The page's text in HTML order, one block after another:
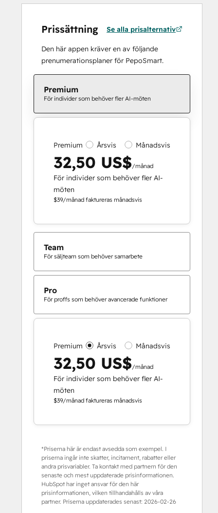
Prissättning Se alla prisalternativ
Den här appen kräver en av följande
prenumerationsplaner för PepoSmart.
Premium
För individer som behöver fler AI-möten
Premium Årsvis Månadsvis
32,50 US$/månad
För individer som behöver fler AI-
möten
$39/månad faktureras månadsvis
Team
För säljteam som behöver samarbete
Pro
För proffs som behöver avancerade funktioner
Premium Årsvis Månadsvis
32,50 US$/månad
För individer som behöver fler AI-
möten
$39/månad faktureras månadsvis
*Priserna här är endast avsedda som exempel. I
priserna ingår inte skatter, incitament, rabatter eller
andra prisvariabler. Ta kontakt med partnern för den
senaste och mest uppdaterade prisinformationen.
HubSpot har inget ansvar för den här
prisinformationen, vilken tillhandahålls av våra
partner. Priserna uppdaterades senast: 2026-02-26